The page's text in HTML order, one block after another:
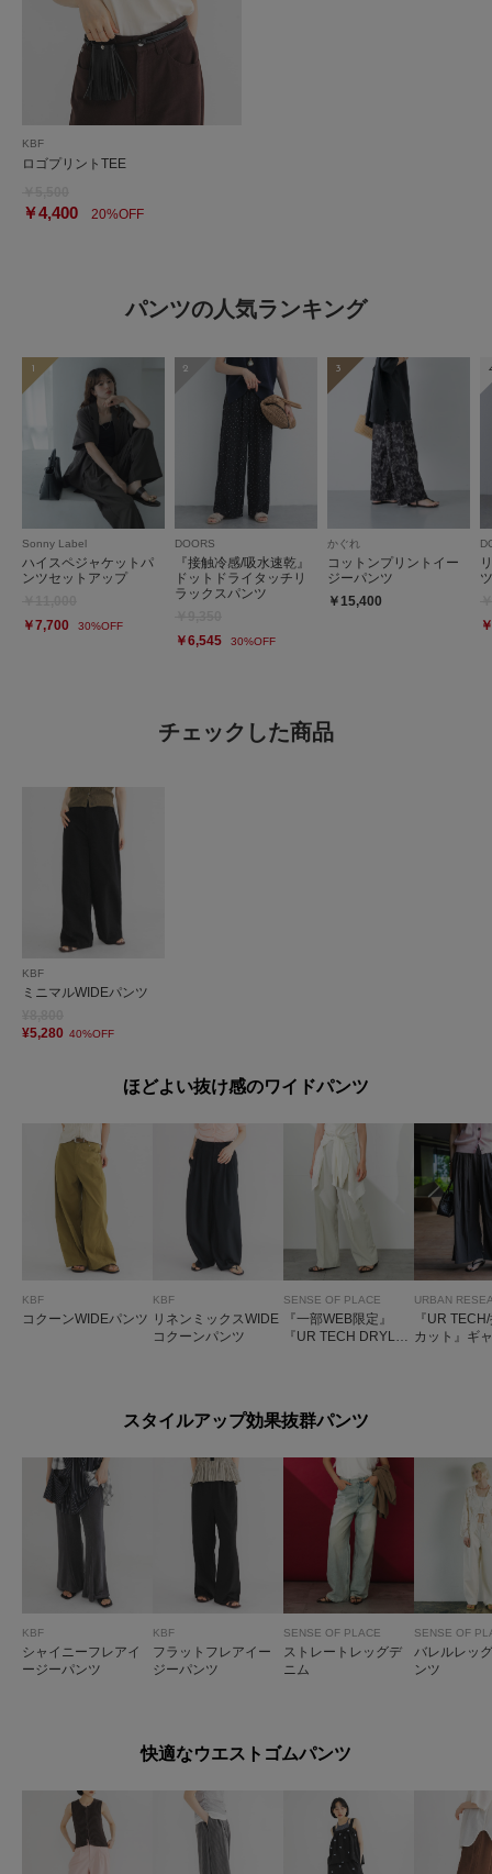
KBF
ロゴプリントTEE
￥4,400 20%OFF
パンツの人気ランキング
1
Sonny Label
ハイスペジャケットパ
ンツセットアップ
￥7,700
30%OFF
2
DOORS
『接触冷感/吸水速乾』
ドットドライタッチリ
ラックスパンツ
￥6,545
30%OFF
3
かぐれ
コットンプリントイー
ジーパンツ
￥15,400
ツ
チェックした商品
KBF
ミニマルWIDEパンツ
¥5,280 40%OFF
ほどよい抜け感のワイドパンツ
KBF
コクーンWIDEパンツ
KBF
リネンミックスWIDE
コクーンパンツ
SENSE OF PLACE
『一部WEB限定』
『UR TECH DRYLU
URBAN
『UR
カット』ギ
スタイルアップ効果抜群パンツ
KBF
シャイニーフレアイ
ージーパンツ
KBF
フラットフレアイー
ジーパンツ
SENSE OF PLACE
ストレートレッグデ
ニム
SENSE OF
バレルレッ
ンツ
快適なウエストゴムパンツ